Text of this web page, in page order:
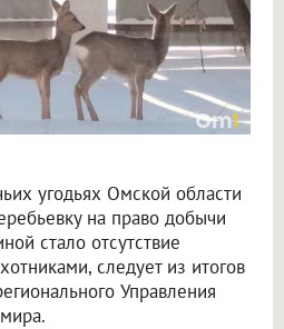
угодьях Омской области
на право добычи
стало отсутствие
следует из итогов
Управления